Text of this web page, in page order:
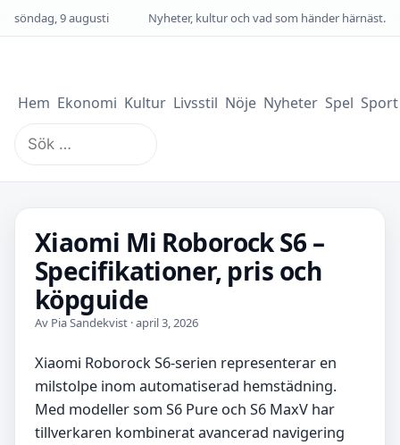
söndag, 9 augusti Nyheter, kultur och vad som händer härnäst.
Hem Ekonomi Kultur Livsstil Nöje Nyheter Spel Sport
Sök
efter:
Xiaomi Mi Roborock S6 –
Specifikationer, pris och
köpguide
Av Pia Sandekvist · april 3, 2026
Xiaomi Roborock S6-serien representerar en
milstolpe inom automatiserad hemstädning.
Med modeller som S6 Pure och S6 MaxV har
tillverkaren kombinerat avancerad navigering